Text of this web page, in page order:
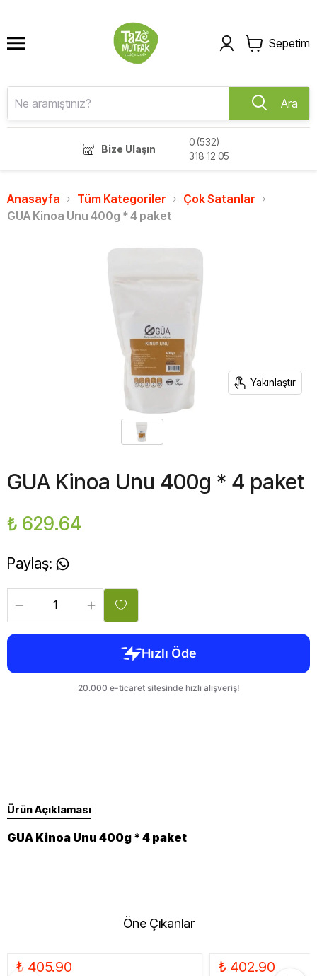
Sepetim
Ara
Bize Ulaşın
0 (532)
318 12 05
Anasayfa Tüm Kategoriler
Çok Satanlar
GUA Kinoa Unu 400g * 4 paket
Yakınlaştır
GUA Kinoa Unu 400g * 4 paket
₺ 629.64
Paylaş:
Ürün Açıklaması
GUA Kinoa Unu 400g * 4 paket
Öne Çıkanlar
₺ 405.90 ₺ 402.90